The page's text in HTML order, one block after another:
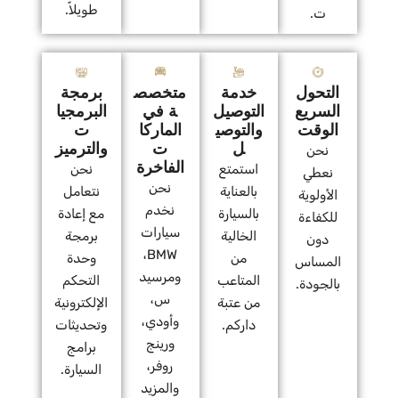
ت.
طويلاً.
التحول
السريع
الوقت
نحن
نعطي
الأولوية
للكفاءة
دون
المساس
بالجودة.
خدمة
التوصيل
والتوصي
ل
استمتع
بالعناية
بالسيارة
الخالية
من
المتاعب
من عتبة
داركم.
متخصص
ة في
الماركا
ت
الفاخرة
نحن
نخدم
سيارات
BMW،
ومرسيد
س،
وأودي،
ورينج
روفر،
والمزيد
برمجة
البرمجيا
ت
والترميز
نحن
نتعامل
مع إعادة
برمجة
وحدة
التحكم
الإلكترونية
وتحديثات
برامج
السيارة.